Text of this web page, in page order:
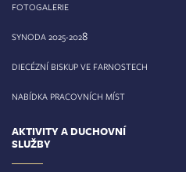
FOTOGALERIE
SYNODA 2025-2028
DIECÉZNÍ BISKUP VE FARNOSTECH
NABÍDKA PRACOVNÍCH MÍST
AKTIVITY A DUCHOVNÍ
SLUŽBY